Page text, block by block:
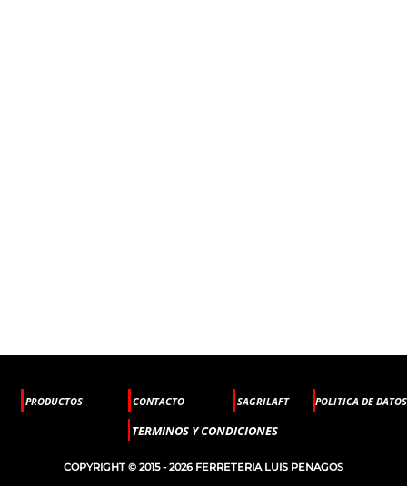
PRODUCTOS CONTACTO SAGRILAFT POLITICA DE DATOS
TERMINOS Y CONDICIONES
COPYRIGHT © 2015 - 2026 FERRETERIA LUIS PENAGOS